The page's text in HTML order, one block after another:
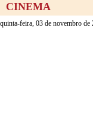
CINEMA
quinta-feira, 03 de novembro de